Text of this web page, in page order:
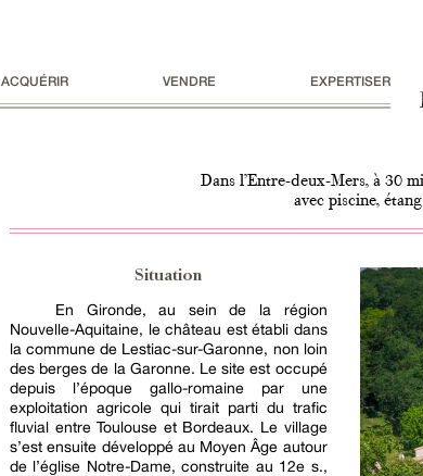
ACQUÉRIR VENDRE EXPERTISER
Dans l’Entre-deux-Mers, à 30
avec piscine,
Situation
En Gironde, au sein de la région
Nouvelle-Aquitaine, le château est établi dans
la commune de Lestiac-sur-Garonne, non loin
des berges de la Garonne. Le site est occupé
depuis l’époque gallo-romaine par une
exploitation agricole qui tirait parti du trafic
fluvial entre Toulouse et Bordeaux. Le village
s’est ensuite développé au Moyen Âge autour
de l’église Notre-Dame, construite au 12e s.,